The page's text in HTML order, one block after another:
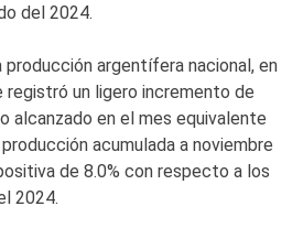
del 2024.
producción argentífera nacional, en
registró un ligero incremento de
alcanzado en el mes equivalente
acumulada a noviembre
de 8.0% con respecto a los
2024.